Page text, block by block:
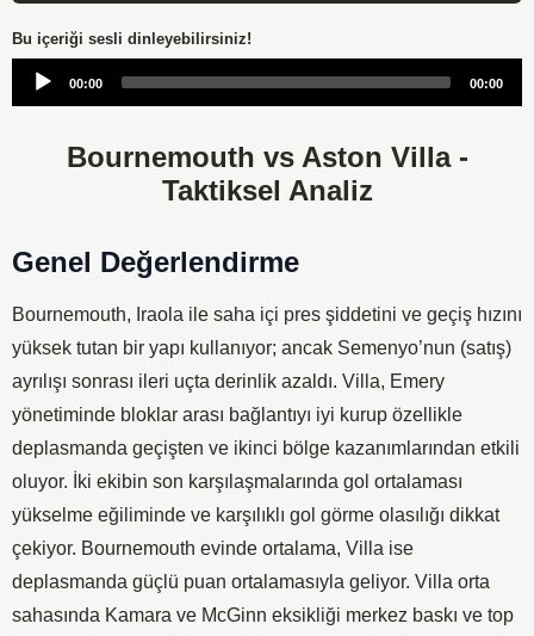
Bu içeriği sesli dinleyebilirsiniz!
Audio
00:00 00:00
Bournemouth vs Aston Villa -
Taktiksel Analiz
Genel Değerlendirme
Bournemouth, Iraola ile saha içi pres şiddetini ve geçiş hızını
yüksek tutan bir yapı kullanıyor; ancak Semenyo’nun (satış)
ayrılışı sonrası ileri uçta derinlik azaldı. Villa, Emery
yönetiminde bloklar arası bağlantıyı iyi kurup özellikle
deplasmanda geçişten ve ikinci bölge kazanımlarından etkili
oluyor. İki ekibin son karşılaşmalarında gol ortalaması
yükselme eğiliminde ve karşılıklı gol görme olasılığı dikkat
çekiyor. Bournemouth evinde ortalama, Villa ise
deplasmanda güçlü puan ortalamasıyla geliyor. Villa orta
sahasında Kamara ve McGinn eksikliği merkez baskı ve top